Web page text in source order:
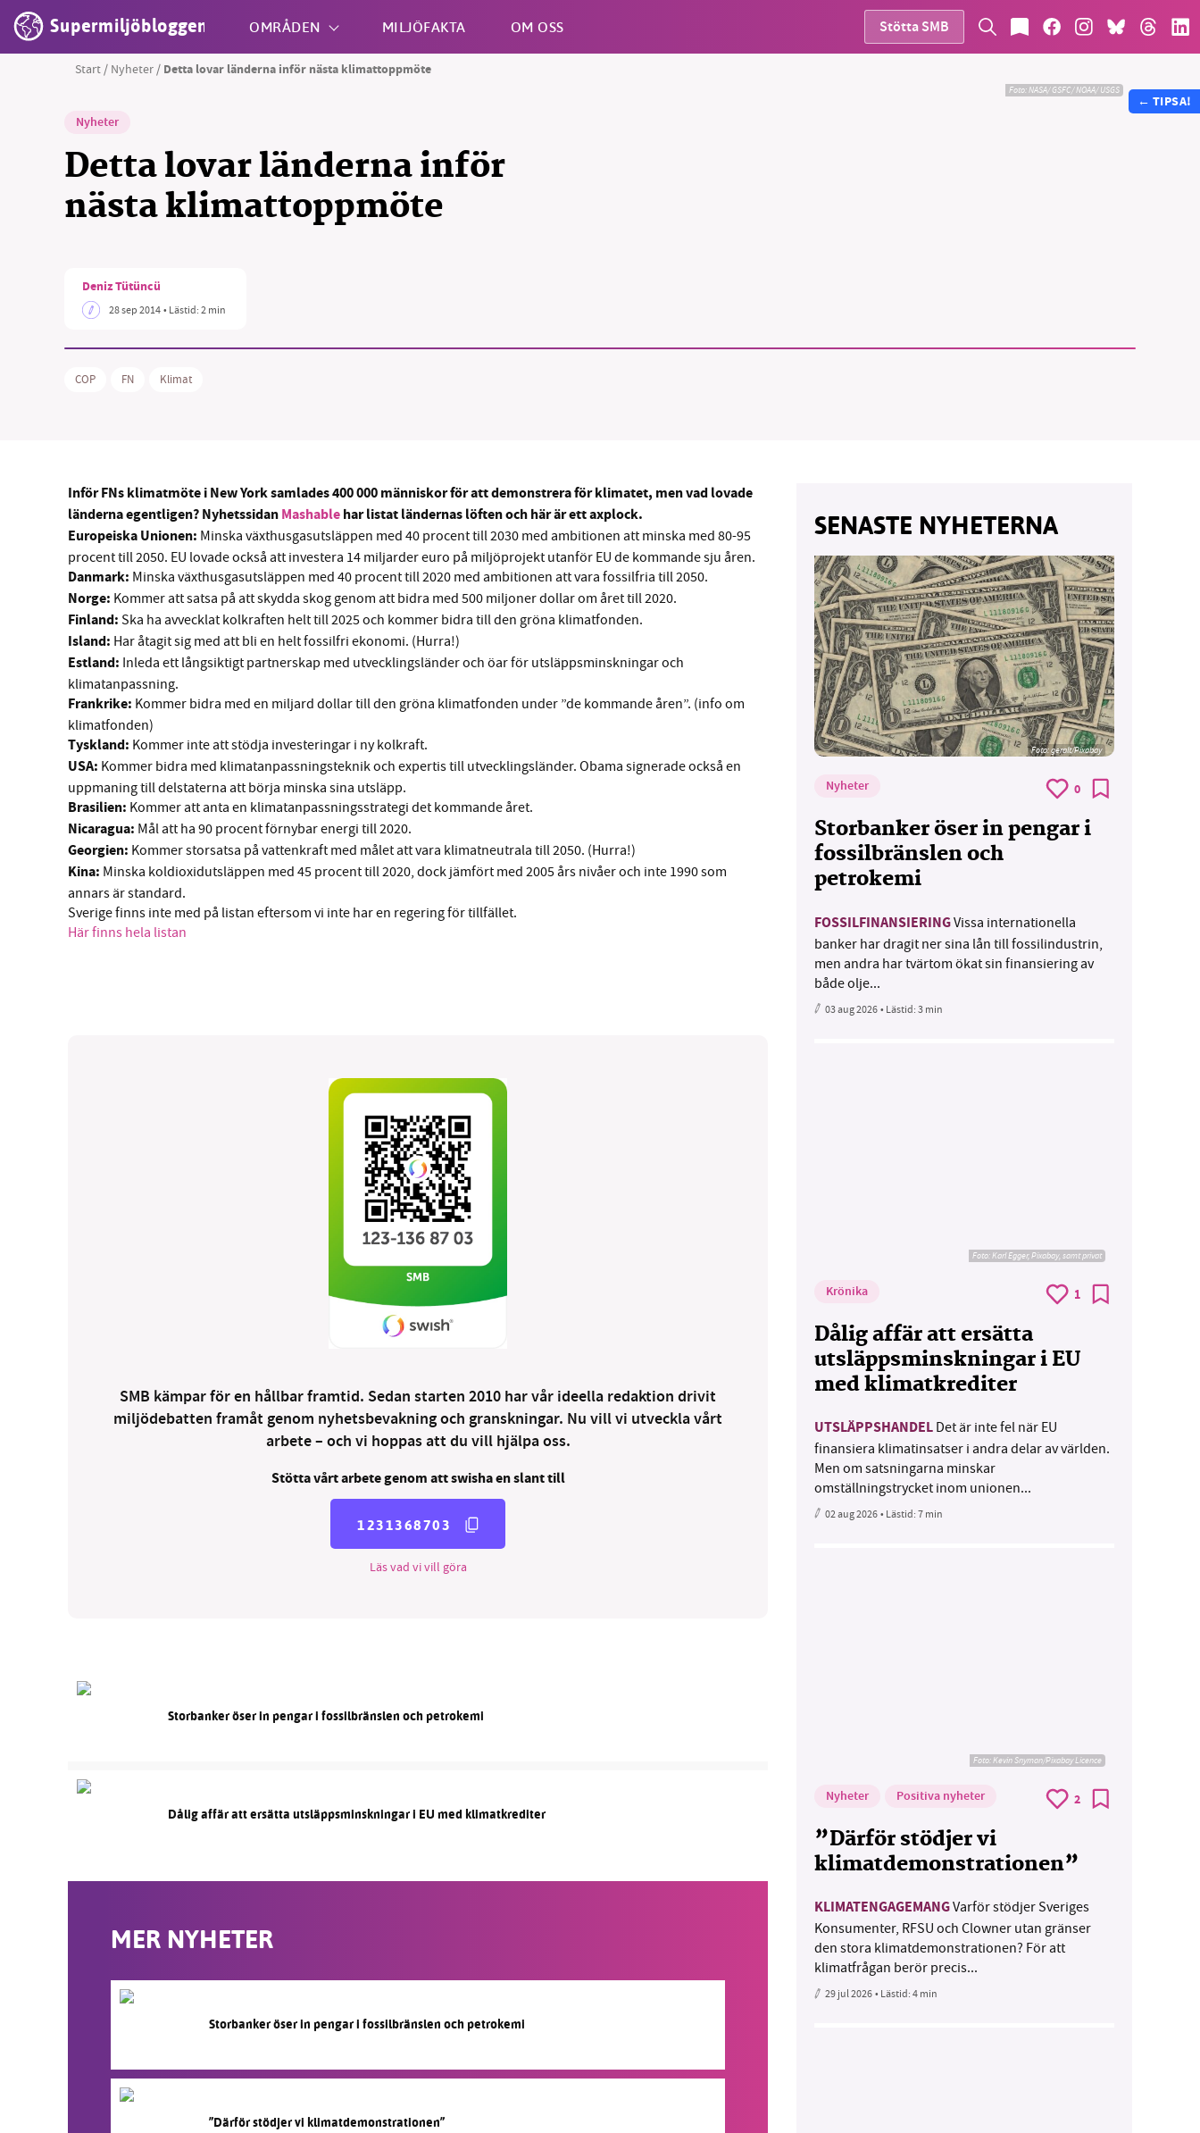
Supermiljöbloggen OMRÅDEN MILJÖFAKTA OM OSS Stötta SMB
Start / Nyheter / Detta lovar länderna inför nästa klimattoppmöte
Nyheter
Detta lovar länderna inför
nästa klimattoppmöte
Foto:NASA/ GSFC/ NOAA/ USGS
Deniz Tütüncü
28 sep 2014• Lästid:2 min
COP FN Klimat
Inför FNs klimatmöte i New York samlades 400 000 människor för att demonstrera för klimatet, men vad lovade
länderna egentligen? NyhetssidanMashablehar listat ländernas löften och här är ett axplock.
Europeiska Unionen: Minska växthusgasutsläppen med 40 procent till 2030 med ambitionen att minska med 80-95
procent till 2050. EU lovade också att investera 14 miljarder euro på miljöprojekt utanför EU de kommande sju åren.
Danmark: Minska växthusgasutsläppen med 40 procent till 2020 med ambitionen att vara fossilfria till 2050.
Norge: Kommer att satsa på att skydda skog genom att bidra med 500 miljoner dollar om året till 2020.
Finland: Ska ha avvecklat kolkraften helt till 2025 och kommer bidra till den gröna klimatfonden.
Island: Har åtagit sig med att bli en helt fossilfri ekonomi. (Hurra!)
Estland: Inleda ett långsiktigt partnerskap med utvecklingsländer och öar för utsläppsminskningar och
klimatanpassning.
Frankrike: Kommer bidra med en miljard dollar till den gröna klimatfonden under ”de kommande åren”. (info om
klimatfonden)
Tyskland: Kommer inte att stödja investeringar i ny kolkraft.
USA: Kommer bidra med klimatanpassningsteknik och expertis till utvecklingsländer. Obama signerade också en
uppmaning till delstaterna att börja minska sina utsläpp.
Brasilien: Kommer att anta en klimatanpassningsstrategi det kommande året.
Nicaragua: Mål att ha 90 procent förnybar energi till 2020.
Georgien: Kommer storsatsa på vattenkraft med målet att vara klimatneutrala till 2050. (Hurra!)
Kina: Minska koldioxidutsläppen med 45 procent till 2020, dock jämfört med 2005 års nivåer och inte 1990 som
annars är standard.
Sverige finns inte med på listan eftersom vi inte har en regering för tillfället.
Här finns hela listan
SMB kämpar för en hållbar framtid. Sedan starten 2010 har vår ideella redaktion drivit
miljödebatten framåt genom nyhetsbevakning och granskningar. Nu vill vi utveckla vårt
arbete – och vi hoppas att du vill hjälpa oss.
Stötta vårt arbete genom att swisha en slant till
1231368703
Läs vad vi vill göra
Storbanker öser in pengar i fossilbränslen och petrokemi
Dålig affär att ersätta utsläppsminskningar i EU med klimatkrediter
MER NYHETER
Storbanker öser in pengar i fossilbränslen och petrokemi
”Därför stödjer vi klimatdemonstrationen”
SENASTE NYHETERNA
Foto:geralt/Pixabay
Nyheter 0
Storbanker öser in pengar i
fossilbränslen och
petrokemi
FOSSILFINANSIERINGVissa internationella
banker har dragit ner sina lån till fossilindustrin,
men andra har tvärtom ökat sin finansiering av
både olje...
03 aug 2026• Lästid:3 min
Foto: Karl Egger, Pixabay, samt privat
Krönika 1
Dålig affär att ersätta
utsläppsminskningar i EU
med klimatkrediter
UTSLÄPPSHANDEL Det är inte fel när EU
finansiera klimatinsatser i andra delar av världen.
Men om satsningarna minskar
omställningstrycket inom unionen...
02 aug 2026• Lästid:7 min
Foto:Kevin Snyman/Pixabay Licence
Nyheter Positiva nyheter 2
”Därför stödjer vi
klimatdemonstrationen”
KLIMATENGAGEMANGVarför stödjer Sveriges
Konsumenter, RFSU och Clowner utan gränser
den stora klimatdemonstrationen? För att
klimatfrågan berör precis...
29 jul 2026• Lästid:4 min
← TIPSA!
SMB kämpar för en hållbar framtid. Sedan starten 2010 har vår
ideella redaktion drivit miljödebatten framåt genom
nyhetsbevakning och granskningar. Nu vill vi utveckla vårt arbete –
och vi hoppas att du vill hjälpa oss.
Stötta vårt arbete genom att swisha en slant till
1231368703
Läs vad vi vill göra